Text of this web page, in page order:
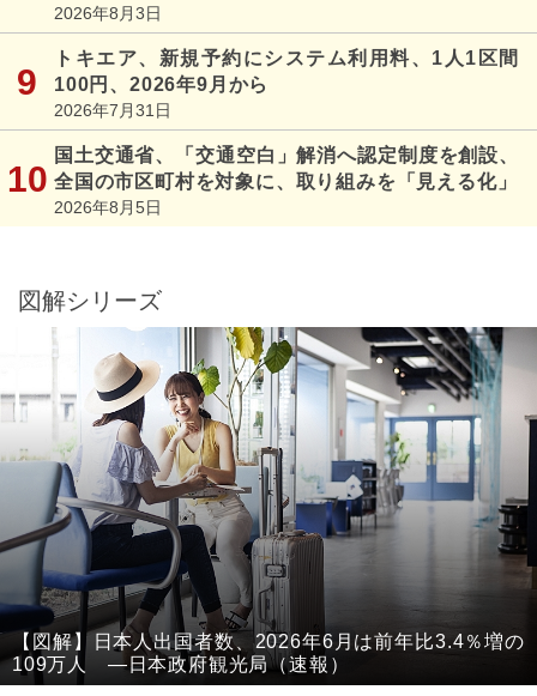
2026年8月3日
トキエア、新規予約にシステム利用料、1人1区間
100円、2026年9月から
2026年7月31日
国土交通省、「交通空白」解消へ認定制度を創設、
全国の市区町村を対象に、取り組みを「見える化」
2026年8月5日
図解シリーズ
【図解】日本人出国者数、2026年6月は前年比3.4％増の
109万人 ―日本政府観光局（速報）